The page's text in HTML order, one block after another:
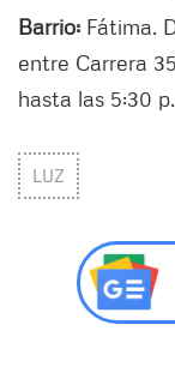
Barrio: Fátima.
entre Carrera
hasta las 5:30
LUZ